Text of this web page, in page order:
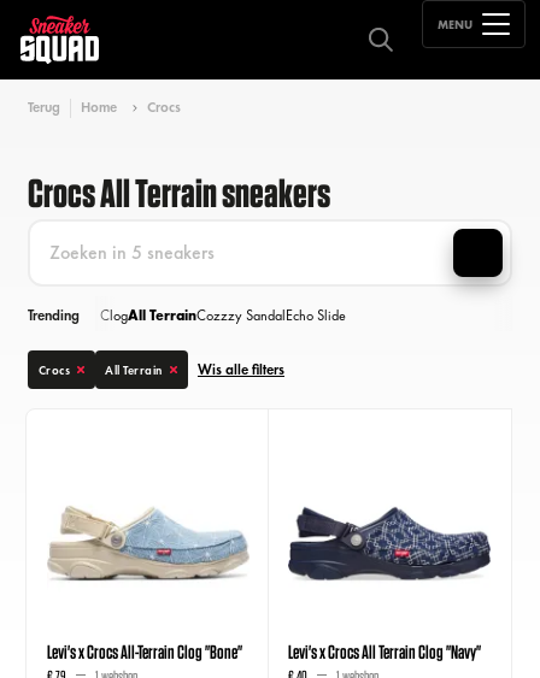
MENU
Terug Home Crocs
Crocs All Terrain sneakers
Trending ClogAll TerrainCozzzy SandalEcho Slide
Crocs All Terrain Wis alle filters
Levi's x Crocs All-Terrain Clog "Bone" Levi's x Crocs All Terrain Clog "Navy"